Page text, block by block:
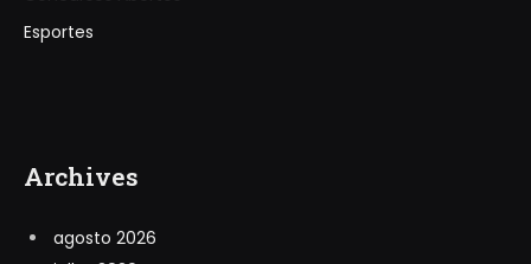
Esportes
Archives
agosto 2026